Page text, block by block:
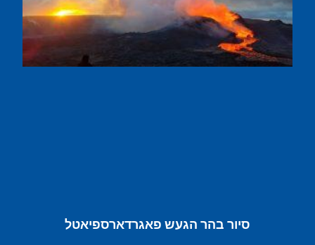
סיור בהר הגעש פאגרדארספיאטל